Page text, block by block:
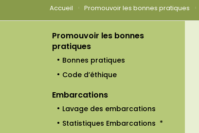
Accueil Promouvoir les bonnes pratiques
Promouvoir les bonnes
pratiques
Bonnes pratiques
Code d’éthique
Embarcations
Lavage des embarcations
Statistiques Embarcations *